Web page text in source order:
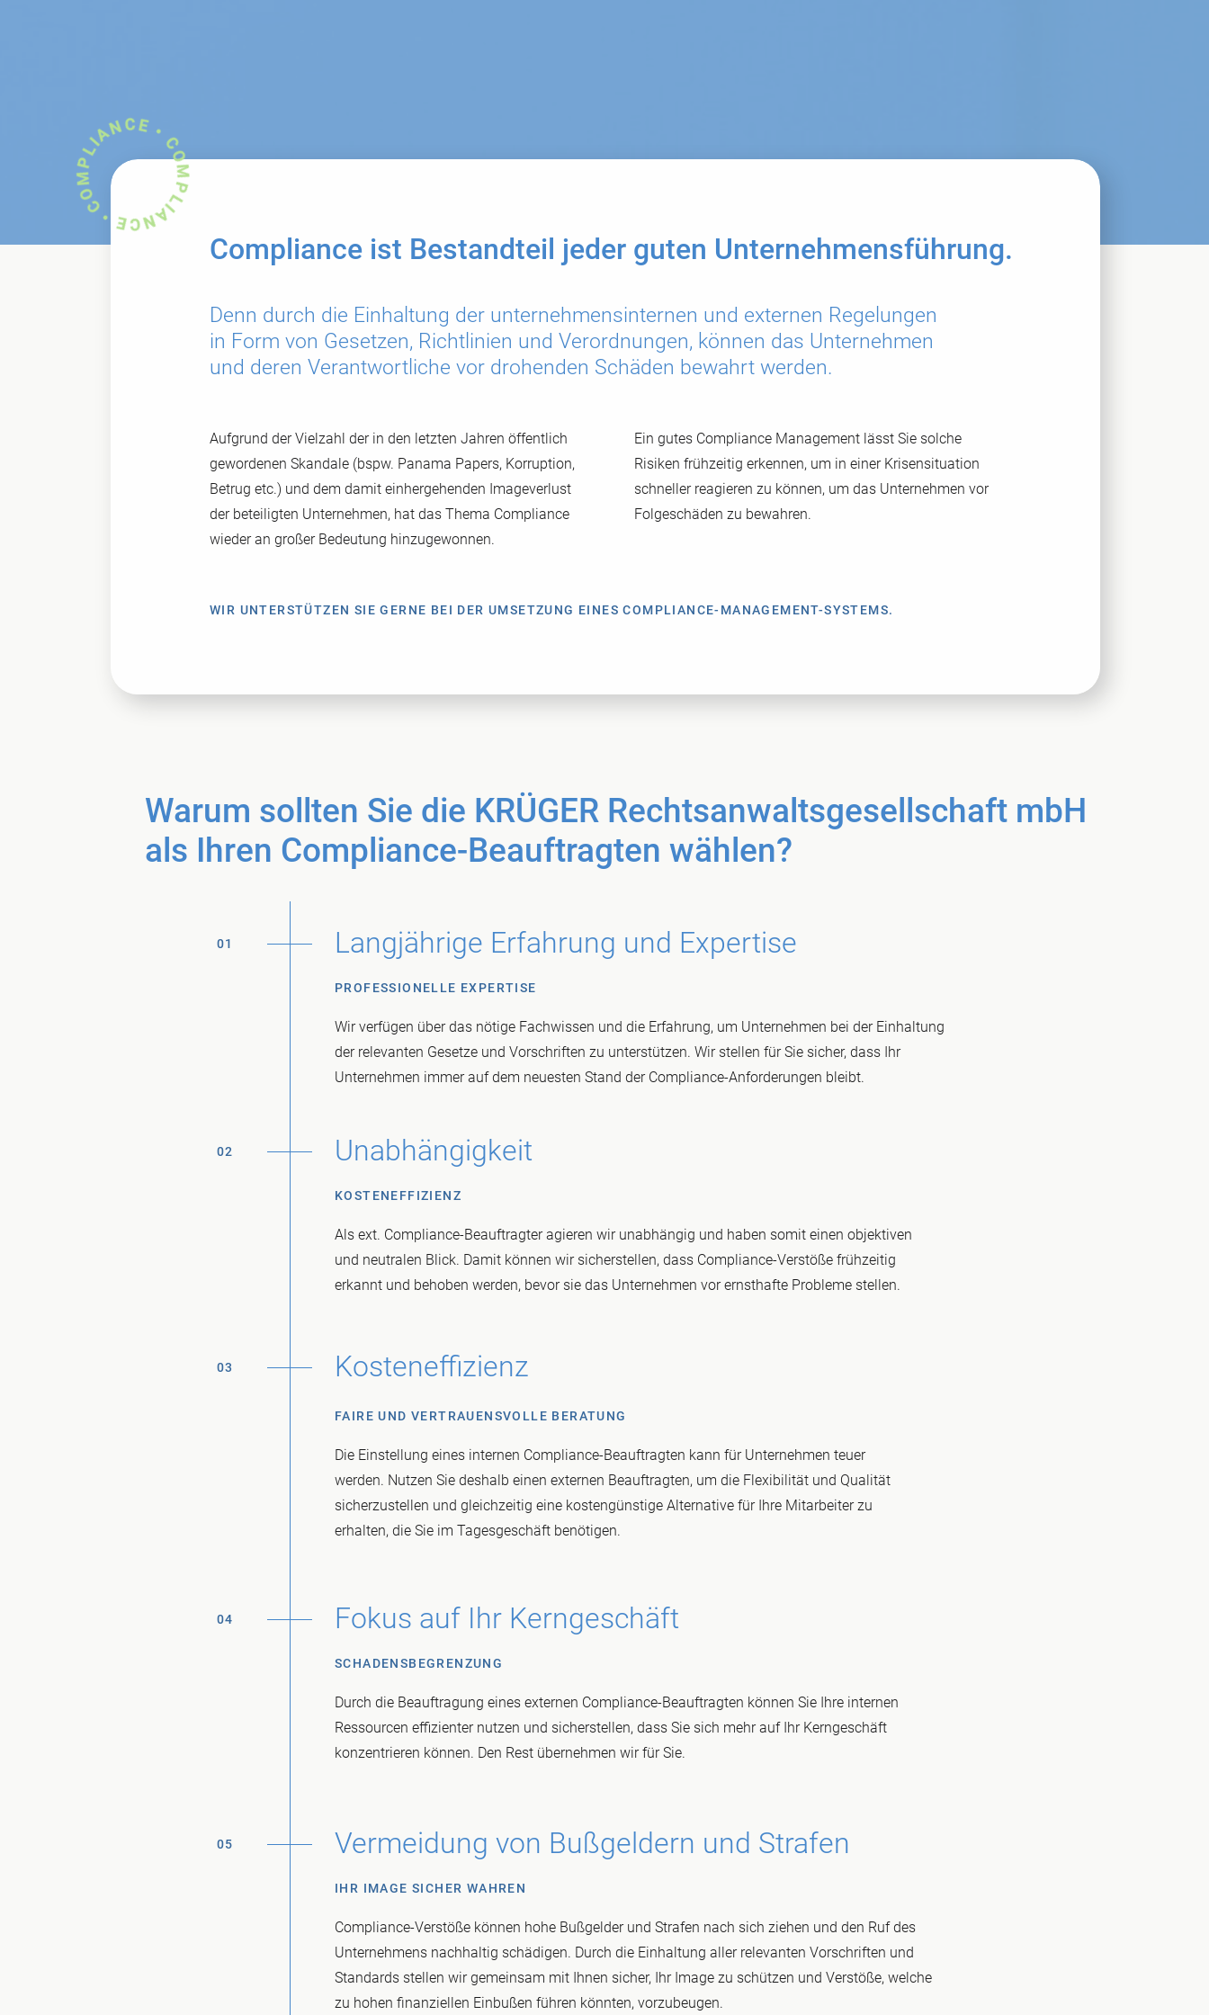
Aufgrund der Vielzahl der in den letzten Jahren öffentlich
gewordenen Skandale (bspw. Panama Papers, Korruption,
Betrug etc.) und dem damit einhergehenden Imageverlust
der beteiligten Unternehmen, hat das Thema Compliance
wieder an großer Bedeutung hinzugewonnen.
Ein gutes Compliance Management lässt Sie solche
Risiken frühzeitig erkennen, um in einer Krisensituation
schneller reagieren zu können, um das Unternehmen vor
Folgeschäden zu bewahren.
Compliance ist Bestandteil jeder guten Unternehmensführung.
WIR UNTERSTÜTZEN SIE GERNE BEI DER UMSETZUNG EINES COMPLIANCE-MANAGEMENT-SYSTEMS.
Denn durch die Einhaltung der unternehmensinternen und externen Regelungen
in Form von Gesetzen, Richtlinien und Verordnungen, können das Unternehmen
und deren Verantwortliche vor drohenden Schäden bewahrt werden.
COMPLIANCE • COMPLIANCE •
Warum sollten Sie die KRÜGER Rechtsanwaltsgesellschaft mbH
als Ihren Compliance-Beauftragten wählen?
Wir verfügen über das nötige Fachwissen und die Erfahrung, um Unternehmen bei der Einhaltung
der relevanten Gesetze und Vorschriften zu unterstützen. Wir stellen für Sie sicher, dass Ihr
Unternehmen immer auf dem neuesten Stand der Compliance-Anforderungen bleibt.
PROFESSIONELLE EXPERTISE
Langjährige Erfahrung und Expertise
01
Als ext. Compliance-Beauftragter agieren wir unabhängig und haben somit einen objektiven
und neutralen Blick. Damit können wir sicherstellen, dass Compliance-Verstöße frühzeitig
erkannt und behoben werden, bevor sie das Unternehmen vor ernsthafte Probleme stellen.
KOSTENEFFIZIENZ
Unabhängigkeit
02
Die Einstellung eines internen Compliance-Beauftragten kann für Unternehmen teuer
werden. Nutzen Sie deshalb einen externen Beauftragten, um die Flexibilität und Qualität
sicherzustellen und gleichzeitig eine kostengünstige Alternative für Ihre Mitarbeiter zu
erhalten, die Sie im Tagesgeschäft benötigen.
FAIRE UND VERTRAUENSVOLLE BERATUNG
Kosteneffizienz
03
Durch die Beauftragung eines externen Compliance-Beauftragten können Sie Ihre internen
Ressourcen effizienter nutzen und sicherstellen, dass Sie sich mehr auf Ihr Kerngeschäft
konzentrieren können. Den Rest übernehmen wir für Sie.
SCHADENSBEGRENZUNG
Fokus auf Ihr Kerngeschäft
04
Compliance-Verstöße können hohe Bußgelder und Strafen nach sich ziehen und den Ruf des
Unternehmens nachhaltig schädigen. Durch die Einhaltung aller relevanten Vorschriften und
Standards stellen wir gemeinsam mit Ihnen sicher, Ihr Image zu schützen und Verstöße, welche
zu hohen finanziellen Einbußen führen könnten, vorzubeugen.
IHR IMAGE SICHER WAHREN
Vermeidung von Bußgeldern und Strafen
05